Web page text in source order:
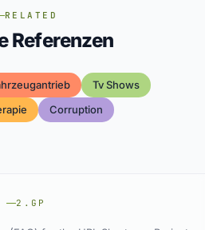
RELATED
Referenzen
Tv Shows
Corruption
2.GP